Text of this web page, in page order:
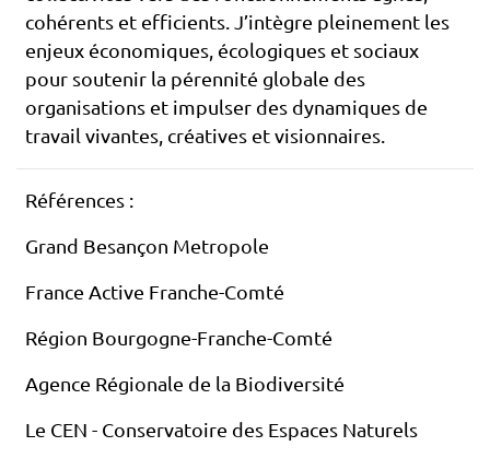
cohérents et efficients. J’intègre pleinement les
enjeux économiques, écologiques et sociaux
pour soutenir la pérennité globale des
organisations et impulser des dynamiques de
travail vivantes, créatives et visionnaires.
Références :
Grand Besançon Metropole
France Active Franche-Comté
Région Bourgogne-Franche-Comté
Agence Régionale de la Biodiversité
Le CEN - Conservatoire des Espaces Naturels